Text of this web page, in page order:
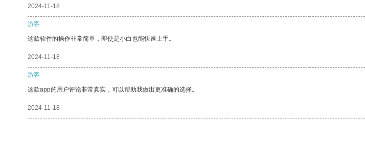
2024-11-18
游客
这款软件的操作非常简单，即使是小白也能快速上手。
2024-11-18
游客
这款app的用户评论非常真实，可以帮助我做出更准确的选择。
2024-11-18